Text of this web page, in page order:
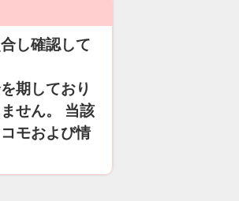
し確認して
期しており
せん。 当該
モおよび情